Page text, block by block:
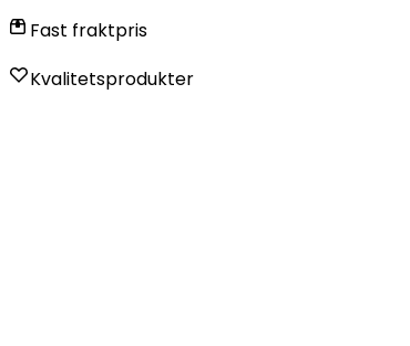
Fast fraktpris
Kvalitetsprodukter